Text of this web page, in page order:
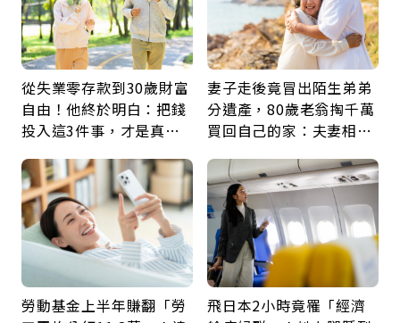
從失業零存款到30歲財富
自由！他終於明白：把錢
投入這3件事，才是真正
妻子走後竟冒出陌生弟弟
分遺產，80歲老翁掏千萬
買回自己的家：夫妻相守
勞動基金上半年賺翻「勞
飛日本2小時竟罹「經濟